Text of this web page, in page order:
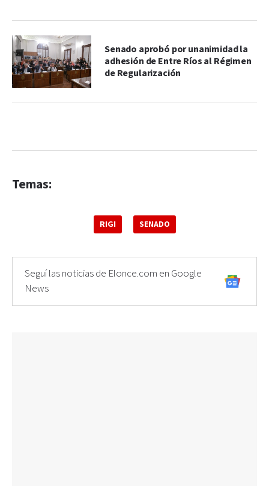
Senado aprobó por unanimidad la
adhesión de Entre Ríos al Régimen
de Regularización
Temas:
RIGI SENADO
Seguí las noticias de Elonce.com en Google
News